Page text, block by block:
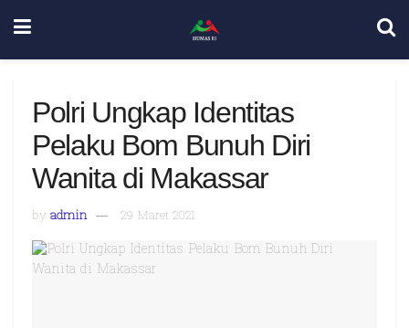
Polri Ungkap Identitas
Pelaku Bom Bunuh Diri
Wanita di Makassar
by admin 29 Maret 2021